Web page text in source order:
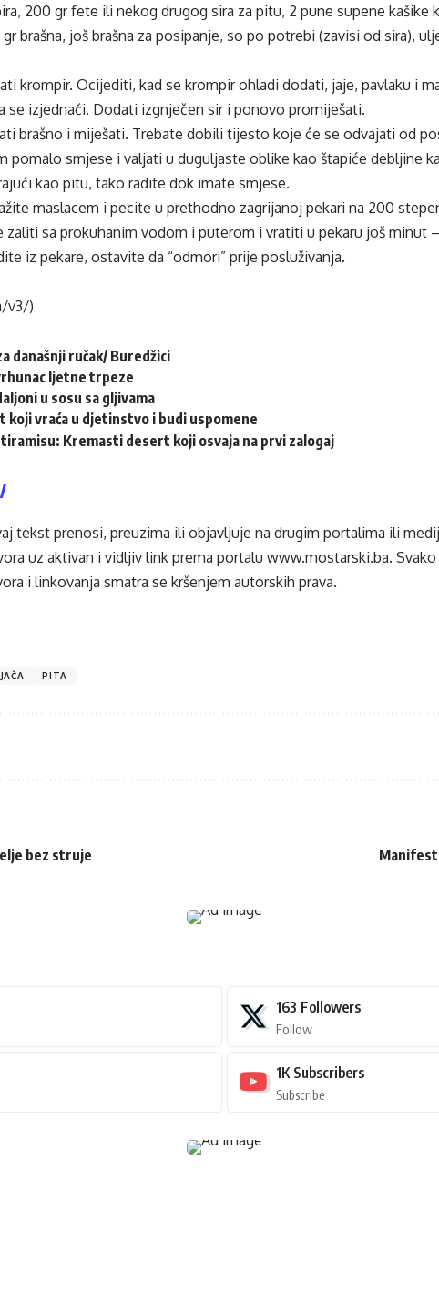
, 200 gr fete ili nekog drugog sira za pitu, 2 pune supene kašike
brašna, još brašna za posipanje, so po potrebi (zavisi od sira),
krompir. Ocijediti, kad se krompirohladi dodati, jaje, pavlaku i
se izjednači. Dodati izgnječen sir i ponovo promiješati.
brašno i miješati. Trebate dobili tijesto koje će se odvajati od
pomalo smjese i valjati u duguljaste oblike kao štapiće debljine
kao pitu, tako radite dok imate smjese.
maslacem i pecite u prethodno zagrijanoj pekari na 200
zaliti sa prokuhanim vodom i puterom i vratiti u pekaru još minut
iz pekare, ostavite da “odmori” prije posluživanja.
v3/)
današnji ručak/ Buredžici
ljetne trpeze
u sosu sa gljivama
koji vraća u djetinstvo i budi uspomene
Kremasti desert koji osvaja na prvi zalogaj
tekst prenosi, preuzima ili objavljuje na drugim portalima ili
uz aktivan i vidljiv link prema portalu www.mostarski.ba.
i linkovanja smatra se kršenjem autorskih prava.
PITA
bez struje
163 Followers
Follow
1K Subscribers
Subscribe